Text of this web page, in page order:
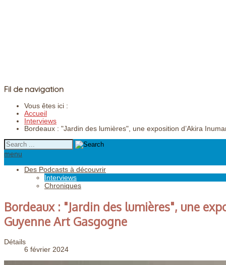
Fil de navigation
Vous êtes ici :
Accueil
Interviews
Bordeaux : "Jardin des lumières", une exposition d’Akira
menu
Des Podcasts à découvrir
Interviews
Chroniques
Bordeaux : "Jardin des lumières", une
Guyenne Art Gasgogne
Détails
6 février 2024